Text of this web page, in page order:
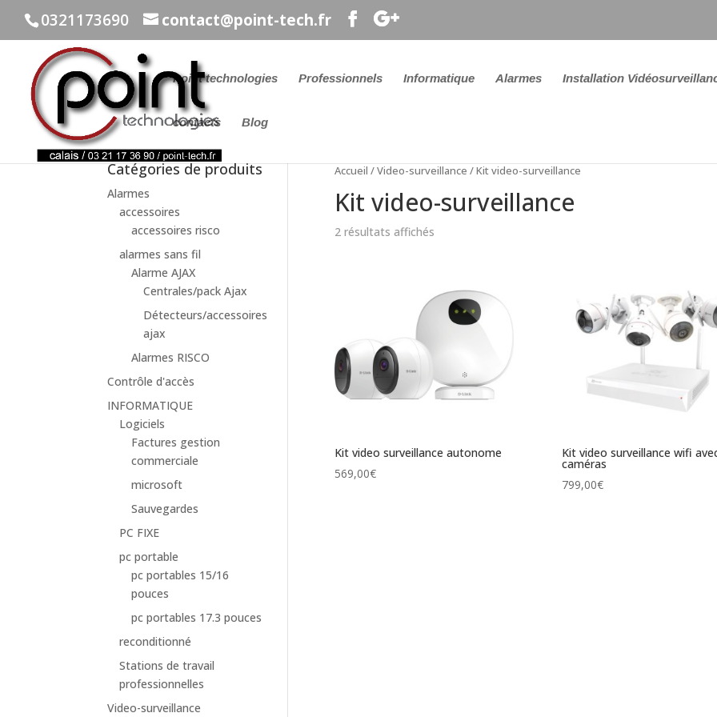
0321173690 contact@point-tech.fr
Point technologies Professionnels Informatique Alarmes Installation
contacts Blog
Accueil /Video-surveillance / Kit video-surveillance
Kit video-surveillance
2 résultats affichés
Kit video surveillance autonome
569,00€
Kit video surveillance wifi
caméras
799,00€
Catégories de produits
Alarmes
accessoires
accessoires risco
alarmes sans fil
Alarme AJAX
Centrales/pack Ajax
Détecteurs/accessoires
ajax
Alarmes RISCO
Contrôle d'accès
INFORMATIQUE
Logiciels
Factures gestion
commerciale
microsoft
Sauvegardes
PC FIXE
pc portable
pc portables 15/16
pouces
pc portables 17.3 pouces
reconditionné
Stations de travail
professionnelles
Video-surveillance